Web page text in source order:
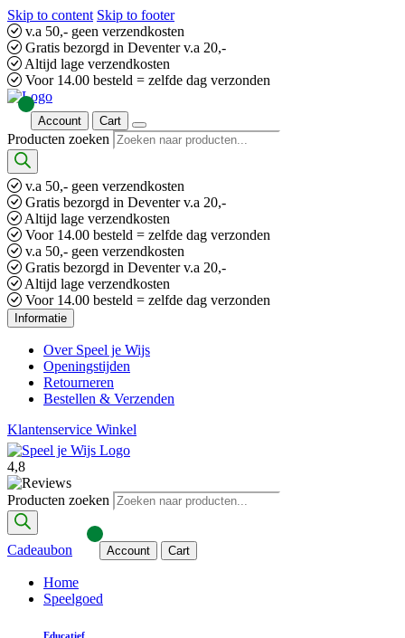
Skip to content Skip to footer
v.a 50,- geen verzendkosten
Gratis bezorgd in Deventer v.a 20,-
Altijd lage verzendkosten
Voor 14.00 besteld = zelfde dag verzonden
Account Cart
Producten zoeken
v.a 50,- geen verzendkosten
Gratis bezorgd in Deventer v.a 20,-
Altijd lage verzendkosten
Voor 14.00 besteld = zelfde dag verzonden
v.a 50,- geen verzendkosten
Gratis bezorgd in Deventer v.a 20,-
Altijd lage verzendkosten
Voor 14.00 besteld = zelfde dag verzonden
Informatie
Over Speel je Wijs
Openingstijden
Retourneren
Bestellen & Verzenden
Klantenservice Winkel
4,8
Producten zoeken
Cadeaubon Account Cart
Home
Speelgoed
Educatief